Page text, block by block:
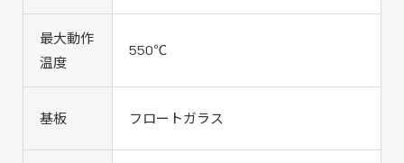
最大動作
温度
550℃
基板 フロートガラス